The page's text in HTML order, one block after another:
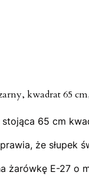
kwadrat 65
stojąca 65 cm
że
żarówkę E-27